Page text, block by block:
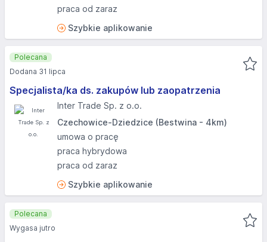
praca od zaraz
Szybkie aplikowanie
Specjalista/ka ds. zakupów lub zaopatrzenia
Inter Trade Sp. z o.o.
Czechowice-Dziedzice (Bestwina - 4km)
umowa o pracę
praca hybrydowa
praca od zaraz
Szybkie aplikowanie
Polecana
Dodana 31 lipca
Polecana
Wygasa jutro